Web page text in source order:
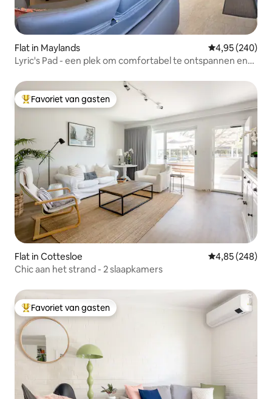
Flat in Maylands Gemiddelde
4,95 (240)
Lyric's Pad - een plek om comfortabel te ontspannen en
Topfavoriet van gasten
Favoriet van gasten
Flat in Cottesloe Gemiddelde
4,85 (248)
Chic aan het strand - 2 slaapkamers
Topfavoriet van gasten
Favoriet van gasten